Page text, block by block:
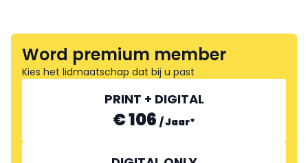
Word premium member
Kies het lidmaatschap dat bij u past
PRINT + DIGITAL
€ 106 /Jaar*